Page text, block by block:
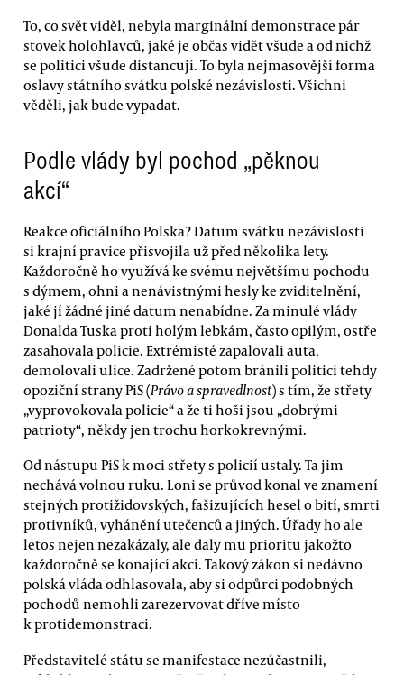
To, co svět viděl, nebyla marginální demonstrace pár
stovek holohlavců, jaké je občas vidět všude a od nichž
se politici všude distancují. To byla nejmasovější forma
oslavy státního svátku polské nezávislosti. Všichni
věděli, jak bude vypadat.
Podle vlády byl pochod „pěknou
akcí“
Reakce oficiálního Polska? Datum svátku nezávislosti
si krajní pravice přisvojila už před několika lety.
Každoročně ho využívá ke svému největšímu pochodu
s dýmem, ohni a nenávistnými hesly ke zviditelnění,
jaké jí žádné jiné datum nenabídne. Za minulé vlády
Donalda Tuska proti holým lebkám, často opilým, ostře
zasahovala policie. Extrémisté zapalovali auta,
demolovali ulice. Zadržené potom bránili politici tehdy
opoziční strany PiS (Právo a spravedlnost) s tím, že střety
„vyprovokovala policie“ a že ti hoši jsou „dobrými
patrioty“, někdy jen trochu horkokrevnými.
Od nástupu PiS k moci střety s policií ustaly. Ta jim
nechává volnou ruku. Loni se průvod konal ve znamení
stejných protižidovských, fašizujících hesel o bití, smrti
protivníků, vyhánění utečenců a jiných. Úřady ho ale
letos nejen nezakázaly, ale daly mu prioritu jakožto
každoročně se konající akci. Takový zákon si nedávno
polská vláda odhlasovala, aby si odpůrci podobných
pochodů nemohli zarezervovat dříve místo
k protidemonstraci.
Představitelé státu se manifestace nezúčastnili,